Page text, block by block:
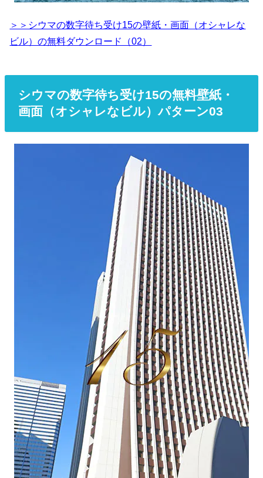
＞＞シウマの数字待ち受け15の壁紙・画面（オシャレな
ビル）の無料ダウンロード（02）
シウマの数字待ち受け15の無料壁紙・
画面（オシャレなビル）パターン03